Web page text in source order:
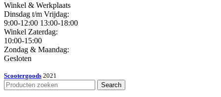
Winkel & Werkplaats
Dinsdag t/m Vrijdag:
9:00-12:00 13:00-18:00
Winkel Zaterdag:
10:00-15:00
Zondag & Maandag:
Gesloten
Scootergoods 2021
Search